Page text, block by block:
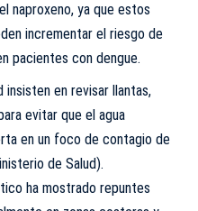
naproxeno, ya que estos
incrementar el riesgo de
pacientes con dengue.
insisten en revisar llantas,
evitar que el agua
en un foco de contagio de
de Salud).
ha mostrado repuntes